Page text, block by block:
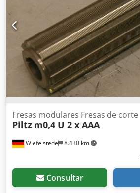
Wiefelstede 8.430 km
Fresas modulares Fresas de corte
Piltz m0,4 U 2 x AAA
Consultar